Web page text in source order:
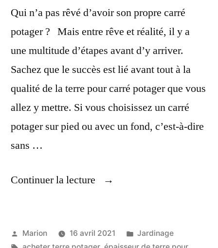
Qui n’a pas rêvé d’avoir son propre carré
potager ? Mais entre rêve et réalité, il y a
une multitude d’étapes avant d’y arriver.
Sachez que le succès est lié avant tout à la
qualité de la terre pour carré potager que vous
allez y mettre. Si vous choisissez un carré
potager sur pied ou avec un fond, c’est-à-dire
sans …
Continuer la lecture
« Quelle
Pour
Publié
Marion 16 avril 2021
Publié
Jardinage